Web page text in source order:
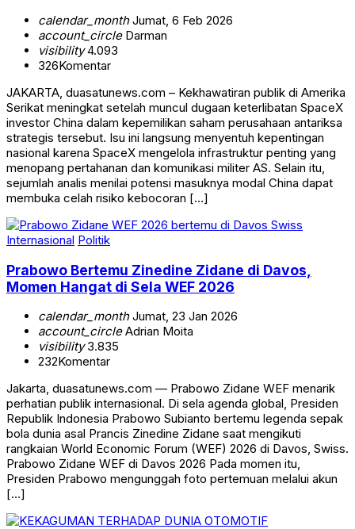
calendar_monthJumat, 6 Feb 2026
account_circleDarman
visibility4.093
326Komentar
JAKARTA, duasatunews.com – Kekhawatiran publik di Amerika
Serikat meningkat setelah muncul dugaan keterlibatan SpaceX
investor China dalam kepemilikan saham perusahaan antariksa
strategis tersebut. Isu ini langsung menyentuh kepentingan
nasional karena SpaceX mengelola infrastruktur penting yang
menopang pertahanan dan komunikasi militer AS. Selain itu,
sejumlah analis menilai potensi masuknya modal China dapat
membuka celah risiko kebocoran […]
Internasional Politik
Prabowo Bertemu Zinedine Zidane di Davos,
Momen Hangat di Sela WEF 2026
calendar_monthJumat, 23 Jan 2026
account_circleAdrian Moita
visibility3.835
232Komentar
Jakarta, duasatunews.com — Prabowo Zidane WEF menarik
perhatian publik internasional. Di sela agenda global, Presiden
Republik Indonesia Prabowo Subianto bertemu legenda sepak
bola dunia asal Prancis Zinedine Zidane saat mengikuti
rangkaian World Economic Forum (WEF) 2026 di Davos, Swiss.
Prabowo Zidane WEF di Davos 2026 Pada momen itu,
Presiden Prabowo mengunggah foto pertemuan melalui akun
[…]